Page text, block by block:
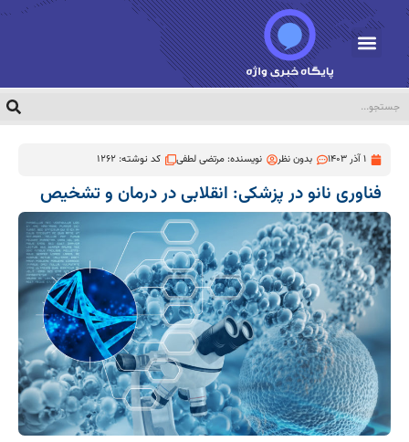
1 آذر 1403 بدون نظر نویسنده:مرتضی لطفی کد نوشته: 1262
فناوری نانو در پزشکی: انقلابی در درمان و تشخیص